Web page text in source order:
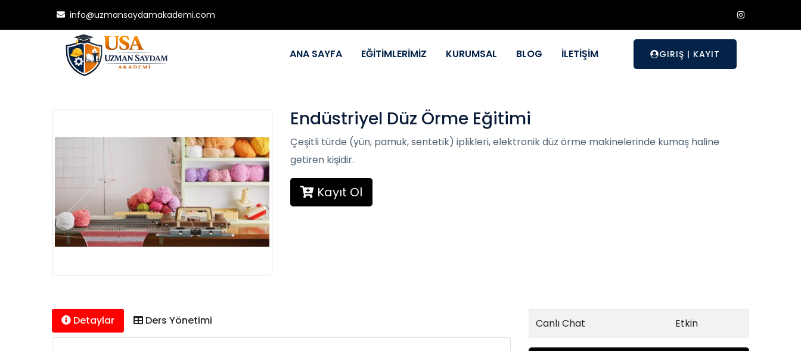
info@uzmansaydamakademi.com
ANA SAYFA EĞİTİMLERİMİZ KURUMSAL BLOG İLETİŞİM GIRIŞ | KAYIT
Endüstriyel Düz Örme Eğitimi
Çeşitli türde (yün, pamuk, sentetik) iplikleri, elektronik düz örme makinelerinde kumaş haline
getiren kişidir.
Kayıt Ol
Detaylar Ders Yönetimi Canlı Chat Etkin